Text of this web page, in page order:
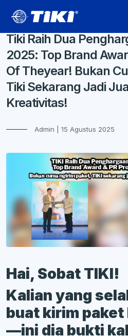
Tiki Raih Dua
2025: Top Brand
Of Theyear! Bukan
Tiki Sekarang Jadi
Kreativitas!
Admin | 15 Agustus 2025
Hai, Sobat TIKI!
Kalian yang
buat kirim paket
—ini dia bukti